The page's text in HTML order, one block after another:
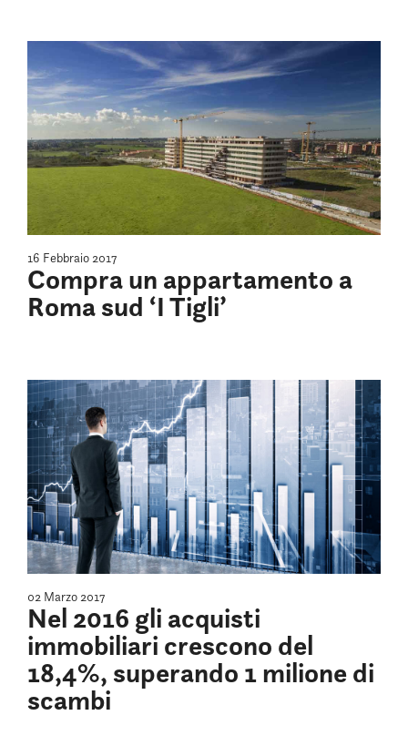
16 Febbraio 2017
Compra un appartamento a
Roma sud ‘I Tigli’
02 Marzo 2017
Nel 2016 gli acquisti
immobiliari crescono del
18,4%, superando 1 milione di
scambi